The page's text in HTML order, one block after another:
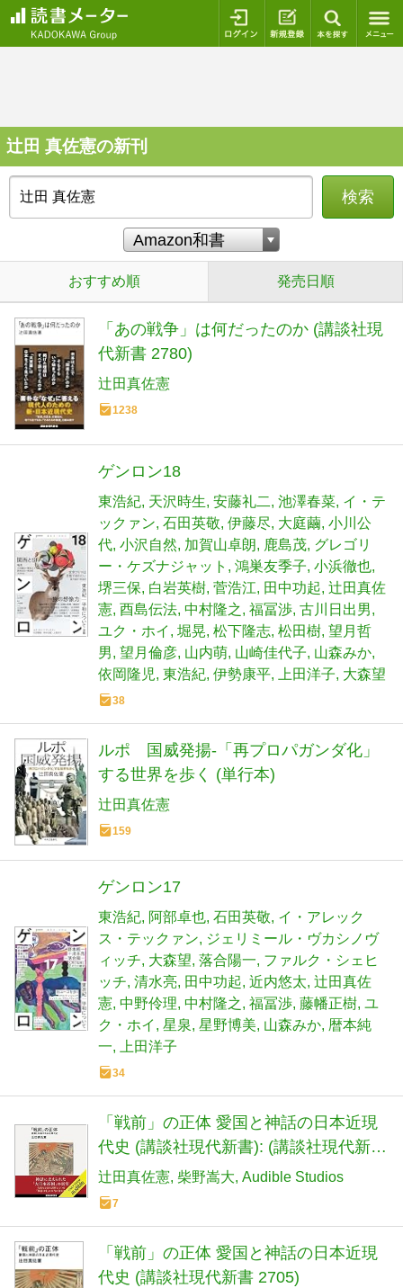
ログイン 新規登録
辻田 真佐憲の新刊
検索
おすすめ順 発売日順
「あの戦争」は何だったのか (講談社現
代新書 2780)
辻田真佐憲
1238
ゲンロン18
東浩紀 天沢時生 安藤礼二 池澤春菜 イ・テ
ックァン 石田英敬 伊藤尽 大庭繭 小川公
代 小沢自然 加賀山卓朗 鹿島茂 グレゴリ
ー・ケズナジャット
鴻巣友季子 小浜徹也
堺三保 白岩英樹 菅浩江 田中功起 辻田真佐
憲 酉島伝法 中村隆之 福冨渉 古川日出男
ユク・ホイ
堀晃 松下隆志 松田樹 望月哲
男 望月倫彦 山内萌 山崎佳代子 山森みか
依岡隆児 東浩紀 伊勢康平 上田洋子 大森望
38
ルポ 国威発揚-「再プロパガンダ化」
する世界を歩く (単行本)
辻田真佐憲
159
ゲンロン17
東浩紀 阿部卓也 石田英敬 イ・アレック
ス・テックァン
ジェリミール・ヴカシノヴ
ィッチ 大森望 落合陽一 ファルク・シェヒ
ッチ 清水亮 田中功起 近内悠太 辻田真佐
憲 中野伶理 中村隆之 福冨渉 藤幡正樹 ユ
ク・ホイ
星泉 星野博美 山森みか 暦本純
一
上田洋子
34
「戦前」の正体 愛国と神話の日本近現
代史 (講談社現代新書): (講談社現代新
書)
辻田真佐憲 柴野嵩大 Audible Studios
7
「戦前」の正体 愛国と神話の日本近現
代史 (講談社現代新書 2705)